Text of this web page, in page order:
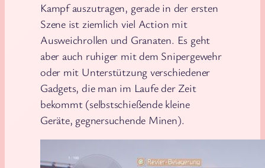
Kampf auszutragen, gerade in der ersten
Szene ist ziemlich viel Action mit
Ausweichrollen und Granaten. Es geht
aber auch ruhiger mit dem Snipergewehr
oder mit Unterstützung verschiedener
Gadgets, die man im Laufe der Zeit
bekommt (selbstschießende kleine
Geräte, gegnersuchende Minen).